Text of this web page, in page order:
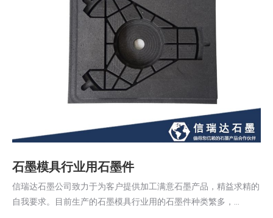
石墨模具行业用石墨件
信瑞达石墨公司致力于为客户提供加工满意石墨产品，精益求精的
自我要求。目前生产的石墨模具行业用的石墨件种类繁多，…